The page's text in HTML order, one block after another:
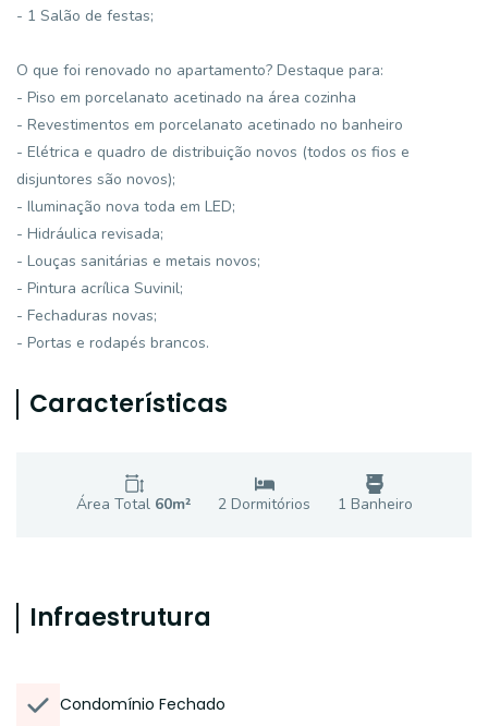
- 1 Salão de festas;
O que foi renovado no apartamento? Destaque para:
- Piso em porcelanato acetinado na área cozinha
- Revestimentos em porcelanato acetinado no banheiro
- Elétrica e quadro de distribuição novos (todos os fios e
disjuntores são novos);
- Iluminação nova toda em LED;
- Hidráulica revisada;
- Louças sanitárias e metais novos;
- Pintura acrílica Suvinil;
- Fechaduras novas;
- Portas e rodapés brancos.
Características
Área Total 60m² 2 Dormitórios 1 Banheiro
Infraestrutura
Condomínio Fechado